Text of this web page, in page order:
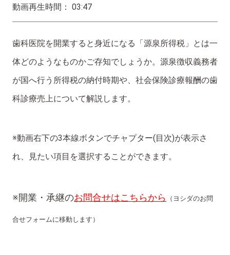
動画再生時間： 03:47
歯科医院を開業すると身近になる「源泉所得税」とは一
体どのようなものかご存知でしょうか。源泉徴収義務者
が国へ行う所得税の納付時期や、社会保険診療報酬の歯
科診療売上について解説します。
※動画右下の3本線ボタンでチャプター(目次)が表示さ
れ、見たい項目を選択することができます。
※開業・承継のお問合せはこちらから （ヨシダのお問
合せフォームに移動します）